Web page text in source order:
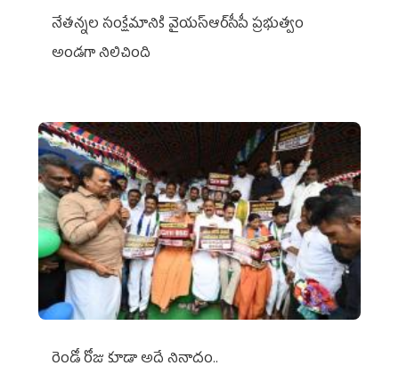
నేతన్నల సంక్షేమానికి వైయ‌స్ఆర్‌సీపీ ప్రభుత్వం
అండగా నిలిచింది
రెండో రోజు కూడా అదే నినాదం..